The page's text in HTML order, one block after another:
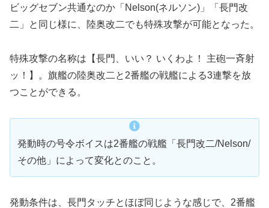
ビッグセブン共通なのか「Nelson(ネルソン)」「長門改
二」と同じ様に、陸奥改二でも特殊攻撃が可能となった。
特殊攻撃の名称は【長門、いい？ いくわよ！ 主砲一斉射
ッ！】。旗艦の陸奥改二と2番艦の戦艦による3連撃を放
つことができる。
発動時の号令ボイスは2番艦の戦艦「長門改二/Nelson/
その他」によって変化とのこと。
発動条件は、長門タッチとほぼ同じような感じで、2番艦